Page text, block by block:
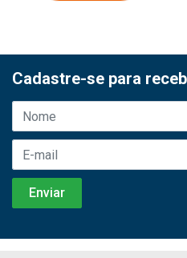
Cadastre-se para